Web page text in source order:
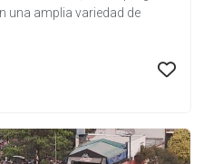
amplia variedad de